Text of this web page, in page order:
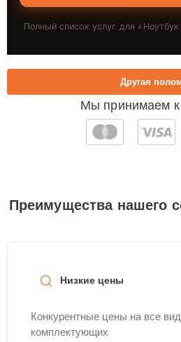
Полный список услуг для « Ноутбук
Мы принимаем к
Другая
Преимущества нашего
Низкие цены
Конкурентные цены на все
комплектующих